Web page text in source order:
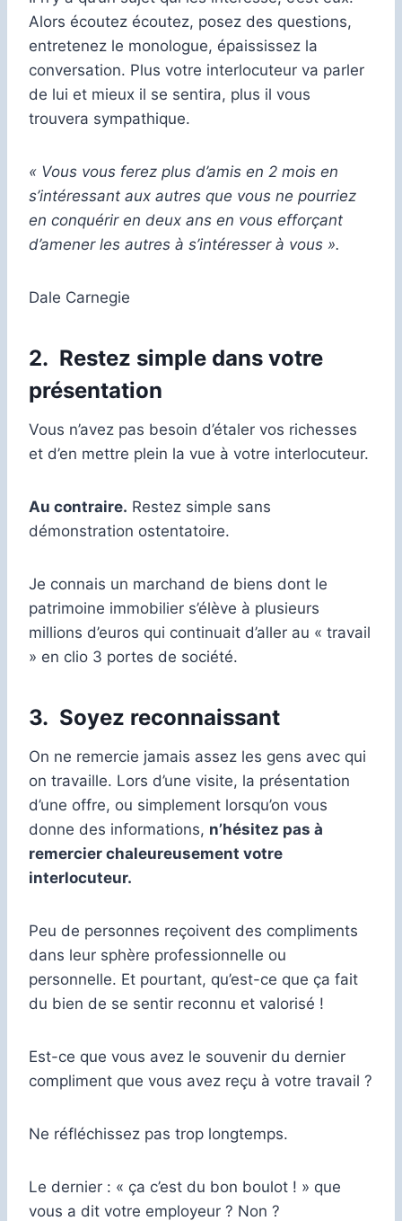
Alors écoutez écoutez, posez des questions,
entretenez le monologue, épaississez la
conversation. Plus votre interlocuteur va parler
de lui et mieux il se sentira, plus il vous
trouvera sympathique.
« Vous vous ferez plus d’amis en 2 mois en
s’intéressant aux autres que vous ne pourriez
en conquérir en deux ans en vous efforçant
d’amener les autres à s’intéresser à vous ».
Dale Carnegie
2. Restez simple dans votre
présentation
Vous n’avez pas besoin d’étaler vos richesses
et d’en mettre plein la vue à votre interlocuteur.
Au contraire. Restez simple sans
démonstration ostentatoire.
Je connais un marchand de biens dont le
patrimoine immobilier s’élève à plusieurs
millions d’euros qui continuait d’aller au « travail
» en clio 3 portes de société.
3. Soyez reconnaissant
On ne remercie jamais assez les gens avec qui
on travaille. Lors d’une visite, la présentation
d’une offre, ou simplement lorsqu’on vous
donne des informations, n’hésitez pas à
remercier chaleureusement votre
interlocuteur.
Peu de personnes reçoivent des compliments
dans leur sphère professionnelle ou
personnelle. Et pourtant, qu’est-ce que ça fait
du bien de se sentir reconnu et valorisé !
Est-ce que vous avez le souvenir du dernier
compliment que vous avez reçu à votre travail ?
Ne réfléchissez pas trop longtemps.
Le dernier : « ça c’est du bon boulot ! » que
vous a dit votre employeur ? Non ?